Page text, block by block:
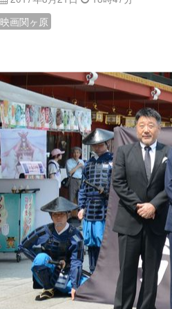
映画関ヶ原